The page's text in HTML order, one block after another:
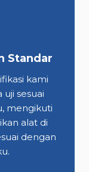
Standar
kami
sesuai
mengikuti
alat di
dengan